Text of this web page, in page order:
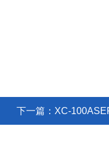
下一篇： XC-